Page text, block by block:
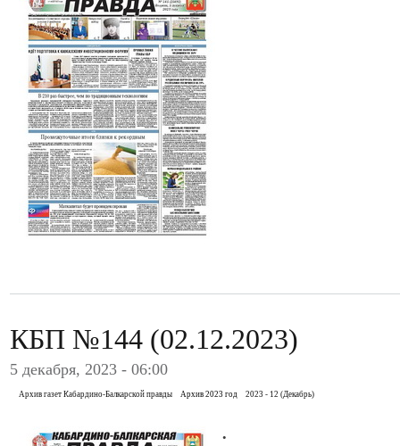
КБП №144 (02.12.2023)
5 декабря, 2023 - 06:00
Архив газет Кабардино-Балкарской правды Архив 2023 год 2023 - 12 (Декабрь)
.